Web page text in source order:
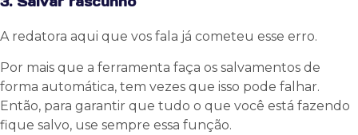
A redatora aqui que vos fala já cometeu esse erro.
Por mais que a ferramenta faça os salvamentos de
forma automática, tem vezes que isso pode falhar.
Então, para garantir que tudo o que você está fazendo
fique salvo, use sempre essa função.